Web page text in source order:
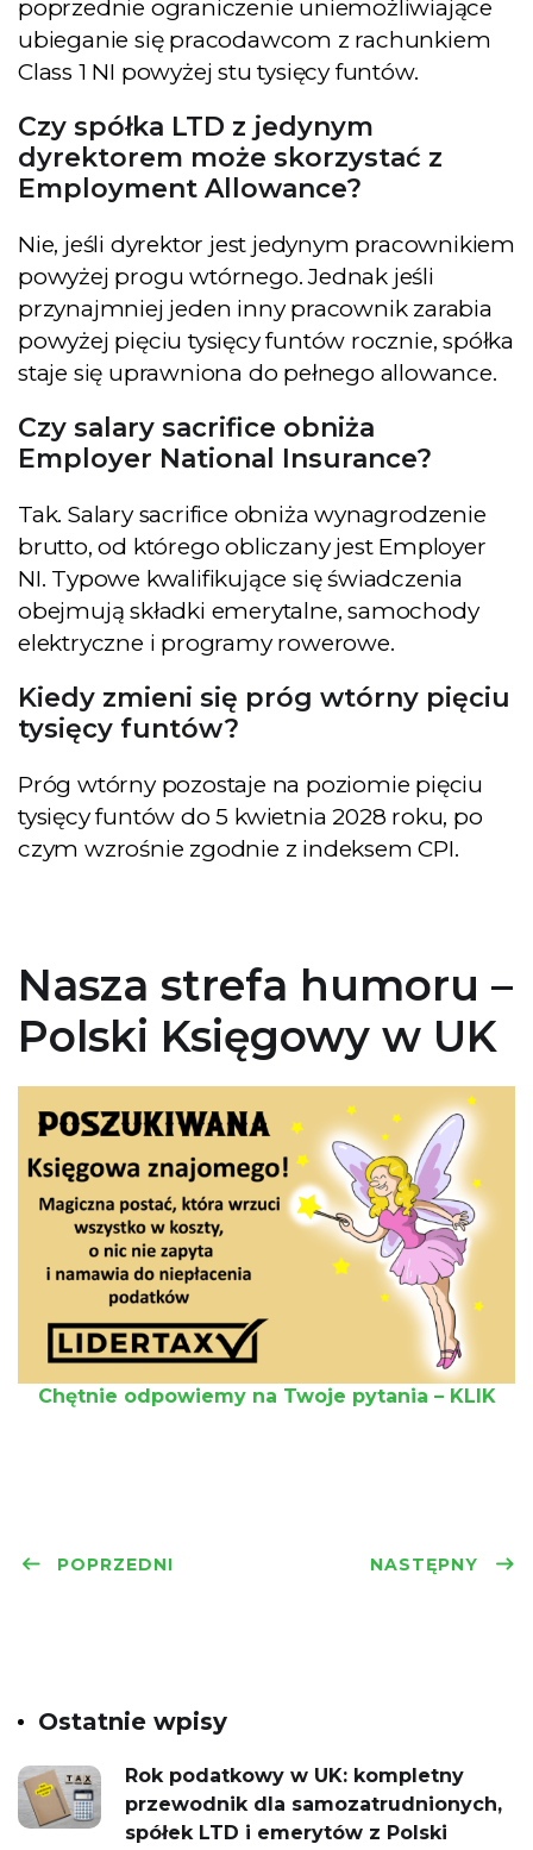
poprzednie ograniczenie uniemożliwiające
ubieganie się pracodawcom z rachunkiem
Class 1 NI powyżej stu tysięcy funtów.
Czy spółka LTD z jedynym
dyrektorem może skorzystać z
Employment Allowance?
Nie, jeśli dyrektor jest jedynym pracownikiem
powyżej progu wtórnego. Jednak jeśli
przynajmniej jeden inny pracownik zarabia
powyżej pięciu tysięcy funtów rocznie, spółka
staje się uprawniona do pełnego allowance.
Czy salary sacrifice obniża
Employer National Insurance?
Tak. Salary sacrifice obniża wynagrodzenie
brutto, od którego obliczany jest Employer
NI. Typowe kwalifikujące się świadczenia
obejmują składki emerytalne, samochody
elektryczne i programy rowerowe.
Kiedy zmieni się próg wtórny pięciu
tysięcy funtów?
Próg wtórny pozostaje na poziomie pięciu
tysięcy funtów do 5 kwietnia 2028 roku, po
czym wzrośnie zgodnie z indeksem CPI.
Nasza strefa humoru –
Polski Księgowy w UK
Chętnie odpowiemy na Twoje pytania – KLIK
POPRZEDNI NASTĘPNY
Ostatnie wpisy
Rok podatkowy w UK: kompletny
przewodnik dla samozatrudnionych,
spółek LTD i emerytów z Polski